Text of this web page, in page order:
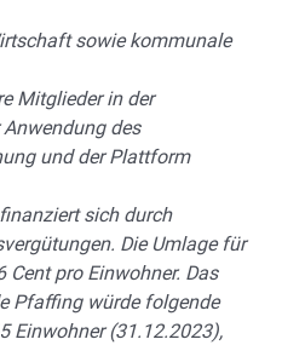
sowie kommunale
Mitglieder in der
Anwendung des
und der Plattform
sich durch
Die Umlage für
Cent pro Einwohner. Das
Pfaffing würde folgende
Einwohner (31.12.2023),